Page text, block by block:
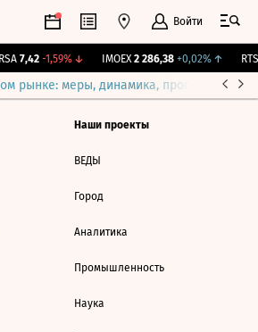
Войти
7,42 -1,59%↓ IMOEX 2 286,38 +0,02%↑ RTSI
рынке: меры, динамика, прогнозы
Наши проекты
ВЕДЫ
Город
Аналитика
Промышленность
Наука